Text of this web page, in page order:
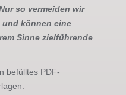
so vermeiden wir
und können eine
Sinne zielführende
befülltes PDF-